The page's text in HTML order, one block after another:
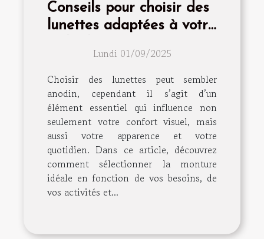
Conseils pour choisir des
lunettes adaptées à votre
Lundi 01/09/2025
Choisir des lunettes peut sembler
anodin, cependant il s’agit d’un
élément essentiel qui influence non
seulement votre confort visuel, mais
aussi votre apparence et votre
quotidien. Dans ce article, découvrez
comment sélectionner la monture
idéale en fonction de vos besoins, de
vos activités et...